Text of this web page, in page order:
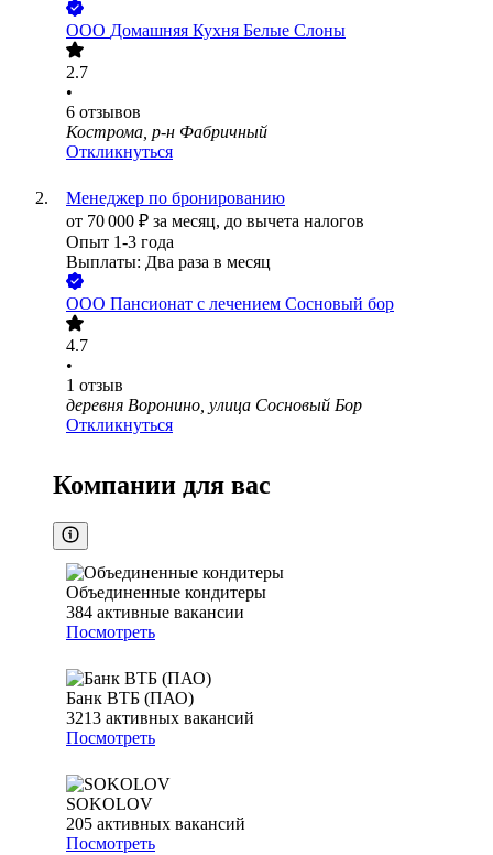
ООО Домашняя Кухня Белые Слоны
2.7
•
6 отзывов
Кострома, р-н Фабричный
Откликнуться
Менеджер по бронированию
от 70 000 ₽ за месяц, до вычета налогов
Опыт 1-3 года
Выплаты: Два раза в месяц
ООО Пансионат с лечением Сосновый бор
4.7
•
1 отзыв
деревня Воронино, улица Сосновый Бор
Откликнуться
Компании для вас
Объединенные кондитеры
384 активные вакансии
Посмотреть
Банк ВТБ (ПАО)
3213 активных вакансий
Посмотреть
SOKOLOV
205 активных вакансий
Посмотреть